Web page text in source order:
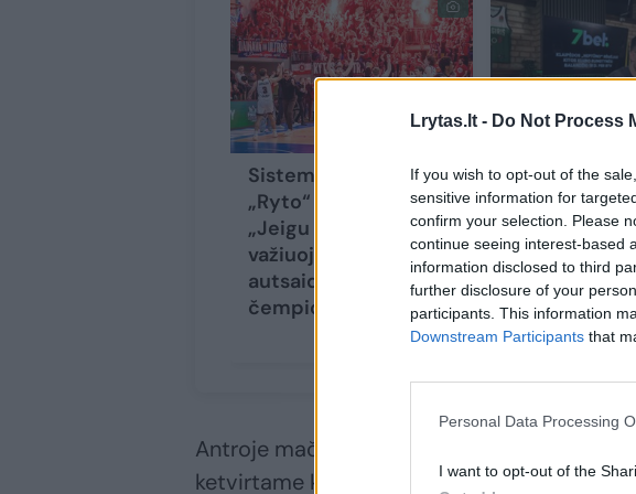
Lrytas.lt - Do Not Process
If you wish to opt-out of the
sensitive information for
confirm your selection. Please
continue seeing interest-based
information disclosed to third
further disclosure of your
participants. This information
Downstream Participants that
Personal Data Processing
I want to opt-out of the
Sistema nusivylusi
„Ryto“ legenda:
„Jeigu „Rytas“
važiuoja kaip
autsaideris, grįš kaip
čempionas“
„Ryto“
„Žalgirį“ J.
prilygino
Antroje mačo dalyje ispanai buvo priekyje
ketvirtame ketvirtyje 4 min. skirtumas